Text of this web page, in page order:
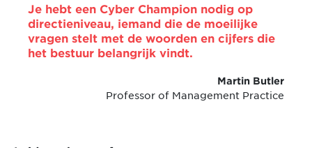
Je hebt een Cyber Champion nodig op
directieniveau, iemand die de moeilijke
vragen stelt met de woorden en cijfers die
het bestuur belangrijk vindt.
Martin Butler
Professor of Management Practice